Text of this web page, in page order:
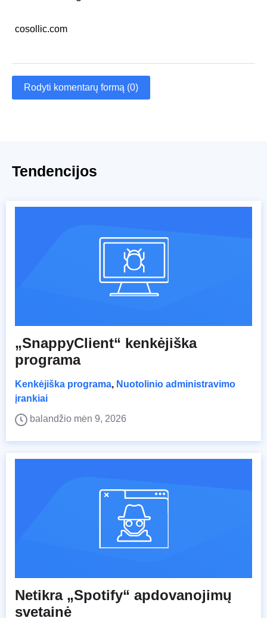
cosollic.com
Rodyti komentarų formą (0)
Tendencijos
„SnappyClient“ kenkėjiška
programa
Kenkėjiška programa, Nuotolinio administravimo
įrankiai
balandžio mėn 9, 2026
Netikra „Spotify“ apdovanojimų
svetainė